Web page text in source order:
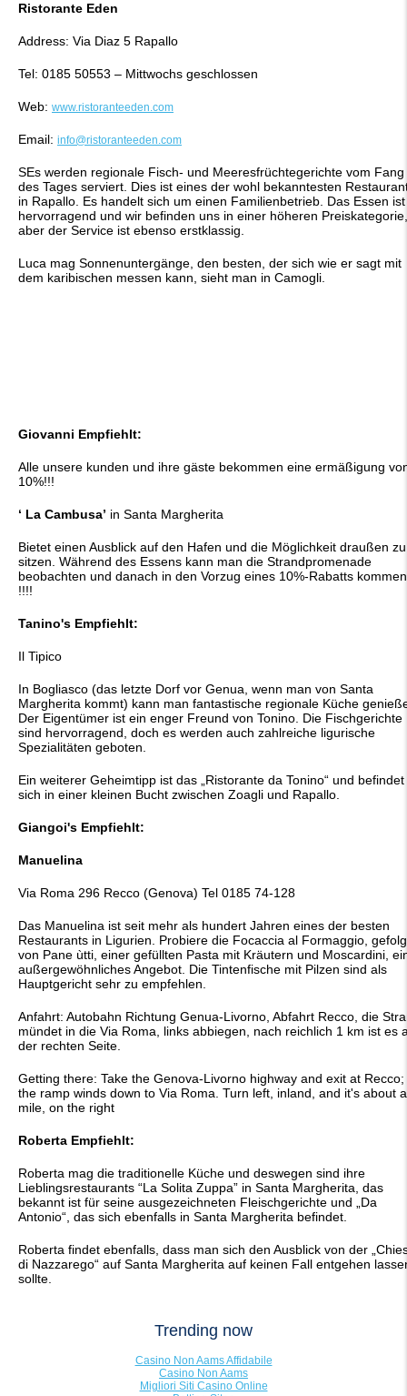
Ristorante Eden
Address: Via Diaz 5 Rapallo
Tel: 0185 50553 – Mittwochs geschlossen
Web: www.ristoranteeden.com
Email: info@ristoranteeden.com
SEs werden regionale Fisch- und Meeresfrüchtegerichte vom Fang
des Tages serviert. Dies ist eines der wohl bekanntesten
in Rapallo. Es handelt sich um einen Familienbetrieb. Das Essen ist
hervorragend und wir befinden uns in einer höheren Preiskategorie,
aber der Service ist ebenso erstklassig.
Luca mag Sonnenuntergänge, den besten, der sich wie er sagt mit
dem karibischen messen kann, sieht man in Camogli.
Giovanni Empfiehlt:
Alle unsere kunden und ihre gäste bekommen eine ermäßigung
10%!!!
‘ La Cambusa’ in Santa Margherita
Bietet einen Ausblick auf den Hafen und die Möglichkeit draußen zu
sitzen. Während des Essens kann man die Strandpromenade
beobachten und danach in den Vorzug eines 10%-Rabatts
!!!!
Tanino's Empfiehlt:
Il Tipico
In Bogliasco (das letzte Dorf vor Genua, wenn man von Santa
Margherita kommt) kann man fantastische regionale Küche
Der Eigentümer ist ein enger Freund von Tonino. Die Fischgerichte
sind hervorragend, doch es werden auch zahlreiche ligurische
Spezialitäten geboten.
Ein weiterer Geheimtipp ist das „Ristorante da Tonino“ und befindet
sich in einer kleinen Bucht zwischen Zoagli und Rapallo.
Giangoi's Empfiehlt:
Manuelina
Via Roma 296 Recco (Genova) Tel 0185 74-128
Das Manuelina ist seit mehr als hundert Jahren eines der besten
Restaurants in Ligurien. Probiere die Focaccia al Formaggio,
von Pane ùtti, einer gefüllten Pasta mit Kräutern und Moscardini,
außergewöhnliches Angebot. Die Tintenfische mit Pilzen sind als
Hauptgericht sehr zu empfehlen.
Anfahrt: Autobahn Richtung Genua-Livorno, Abfahrt Recco, die
mündet in die Via Roma, links abbiegen, nach reichlich 1 km ist es
der rechten Seite.
Getting there: Take the Genova-Livorno highway and exit at Recco;
the ramp winds down to Via Roma. Turn left, inland, and it's about a
mile, on the right
Roberta Empfiehlt:
Roberta mag die traditionelle Küche und deswegen sind ihre
Lieblingsrestaurants “La Solita Zuppa” in Santa Margherita, das
bekannt ist für seine ausgezeichneten Fleischgerichte und „Da
Antonio“, das sich ebenfalls in Santa Margherita befindet.
Roberta findet ebenfalls, dass man sich den Ausblick von der
di Nazzarego“ auf Santa Margherita auf keinen Fall entgehen
sollte.
Trending now
Casino Non Aams Affidabile
Casino Non Aams
Migliori Siti Casino Online